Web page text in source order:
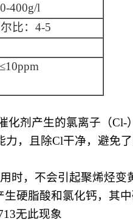
400g/l
比：4-5
化剂产生的氯离子（
力，且除Cl干净，避免
时，不会引起聚烯烃变
硬脂酸和氯化钙，其
无此现象